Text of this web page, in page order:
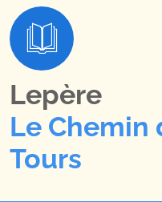
Lepère
Le Chemin
Tours